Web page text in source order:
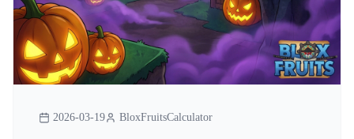
2026-03-19 BloxFruitsCalculator